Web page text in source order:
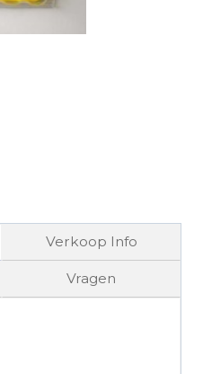
Verkoop Info
Vragen